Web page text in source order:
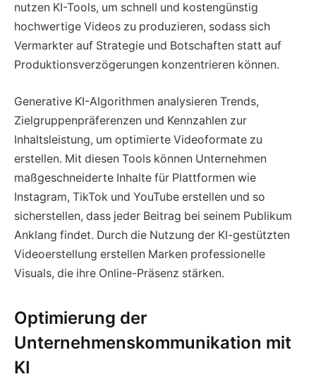
nutzen KI-Tools, um schnell und kostengünstig
hochwertige Videos zu produzieren, sodass sich
Vermarkter auf Strategie und Botschaften statt auf
Produktionsverzögerungen konzentrieren können.
Generative KI-Algorithmen analysieren Trends,
Zielgruppenpräferenzen und Kennzahlen zur
Inhaltsleistung, um optimierte Videoformate zu
erstellen. Mit diesen Tools können Unternehmen
maßgeschneiderte Inhalte für Plattformen wie
Instagram, TikTok und YouTube erstellen und so
sicherstellen, dass jeder Beitrag bei seinem Publikum
Anklang findet. Durch die Nutzung der KI-gestützten
Videoerstellung erstellen Marken professionelle
Visuals, die ihre Online-Präsenz stärken.
Optimierung der
Unternehmenskommunikation mit
KI